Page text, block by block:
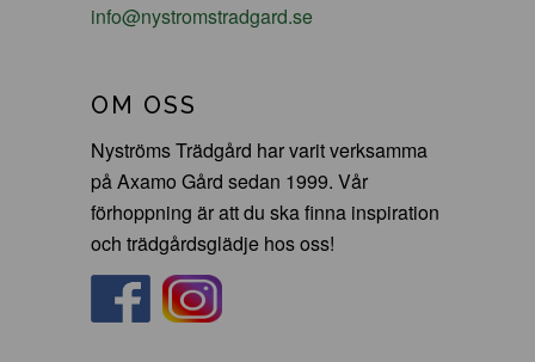
info@nystromstradgard.se
OM OSS
Nyströms Trädgård har varit verksamma
på Axamo Gård sedan 1999. Vår
förhoppning är att du ska finna inspiration
och trädgårdsglädje hos oss!